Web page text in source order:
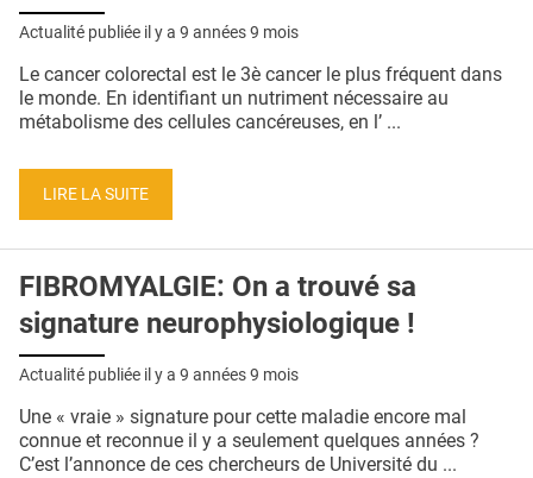
QUI SOMMES-NOUS ?
CONDITIONS GÉNÉRALES
CRÉDITS
Actualité publiée il y a 9 années 9 mois
Le cancer colorectal est le 3è cancer le plus fréquent dans
le monde. En identifiant un nutriment nécessaire au
métabolisme des cellules cancéreuses, en l’ ...
LIRE LA SUITE
FIBROMYALGIE: On a trouvé sa
signature neurophysiologique !
Actualité publiée il y a 9 années 9 mois
Une « vraie » signature pour cette maladie encore mal
connue et reconnue il y a seulement quelques années ?
C’est l’annonce de ces chercheurs de Université du ...